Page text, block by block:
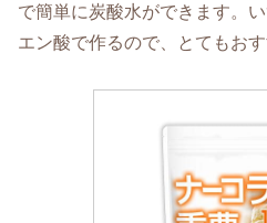
で簡単に炭酸水ができます。
エン酸で作るので、とてもおす